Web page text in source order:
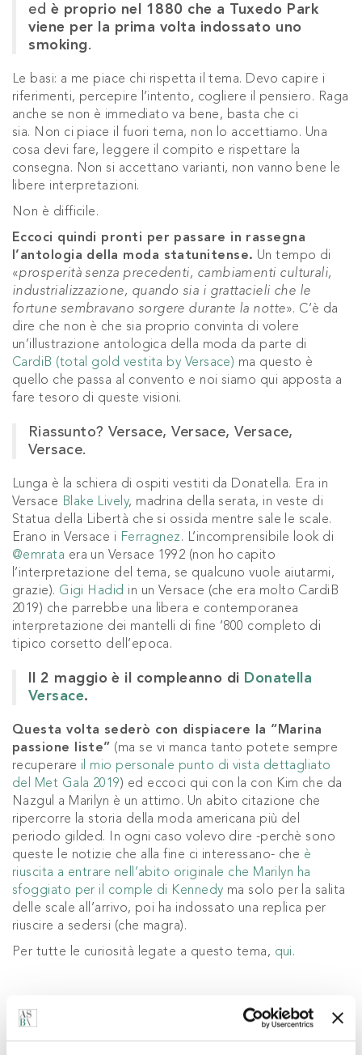
ed è proprio nel 1880 che a Tuxedo Park
viene per la prima volta indossato uno
smoking.
Le basi: a me piace chi rispetta il tema. Devo capire i
riferimenti, percepire l’intento, cogliere il pensiero. Raga
anche se non è immediato va bene, basta che ci
sia. Non ci piace il fuori tema, non lo accettiamo. Una
cosa devi fare, leggere il compito e rispettare la
consegna. Non si accettano varianti, non vanno bene le
libere interpretazioni.
Non è difficile.
Eccoci quindi pronti per passare in rassegna
l’antologia della moda statunitense. Un tempo di
«prosperità senza precedenti, cambiamenti culturali,
industrializzazione, quando sia i grattacieli che le
fortune sembravano sorgere durante la notte». C’è da
dire che non è che sia proprio convinta di volere
un’illustrazione antologica della moda da parte di
CardiB (total gold vestita by Versace) ma questo è
quello che passa al convento e noi siamo qui apposta a
fare tesoro di queste visioni.
Riassunto? Versace, Versace, Versace,
Versace.
Lunga è la schiera di ospiti vestiti da Donatella. Era in
Versace Blake Lively, madrina della serata, in veste di
Statua della Libertà che si ossida mentre sale le scale.
Erano in Versace i Ferragnez. L’incomprensibile look di
@emrata era un Versace 1992 (non ho capito
l’interpretazione del tema, se qualcuno vuole aiutarmi,
grazie). Gigi Hadid in un Versace (che era molto CardiB
2019) che parrebbe una libera e contemporanea
interpretazione dei mantelli di fine ‘800 completo di
tipico corsetto dell’epoca.
Il 2 maggio è il compleanno di Donatella
Versace.
Questa volta sederò con dispiacere la “Marina
passione liste” (ma se vi manca tanto potete sempre
recuperare il mio personale punto di vista dettagliato
del Met Gala 2019) ed eccoci qui con la con Kim che da
Nazgul a Marilyn è un attimo. Un abito citazione che
ripercorre la storia della moda americana più del
periodo gilded. In ogni caso volevo dire -perchè sono
queste le notizie che alla fine ci interessano- che è
riuscita a entrare nell’abito originale che Marilyn ha
sfoggiato per il comple di Kennedy ma solo per la salita
delle scale all’arrivo, poi ha indossato una replica per
riuscire a sedersi (che magra).
Per tutte le curiosità legate a questo tema, qui.